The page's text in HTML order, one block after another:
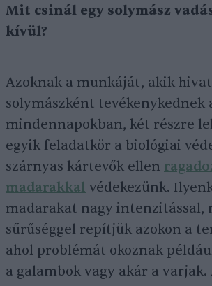
Mit csinál egy solymász
kívül?
Azoknak a munkáját, akik
solymászként tevékenykednek
mindennapokban, két részre
egyik feladatkör a biológiai
szárnyas kártevők ellen
madarakkal védekezünk.
madarakat nagy intenzitással,
sűrűséggel repítjük azokon a
ahol problémát okoznak
a galambok vagy akár a